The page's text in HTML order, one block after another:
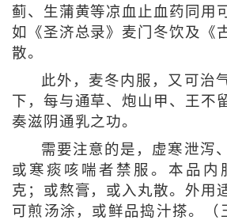
蓟、生蒲黄等凉血止血药同用
如《圣济总录》麦门冬饮及《
散。
此外，麦冬内服，又可治
下，每与通草、炮山甲、王不
奏滋阴通乳之功。
需要注意的是，虚寒泄泻
或寒痰咳喘者禁服。本品内
克；或熬膏，或入丸散。外用
可煎汤涂，或鲜品捣汁搽。